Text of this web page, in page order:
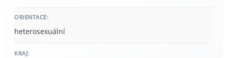
ORIENTACE:
heterosexuální
KRAJ: